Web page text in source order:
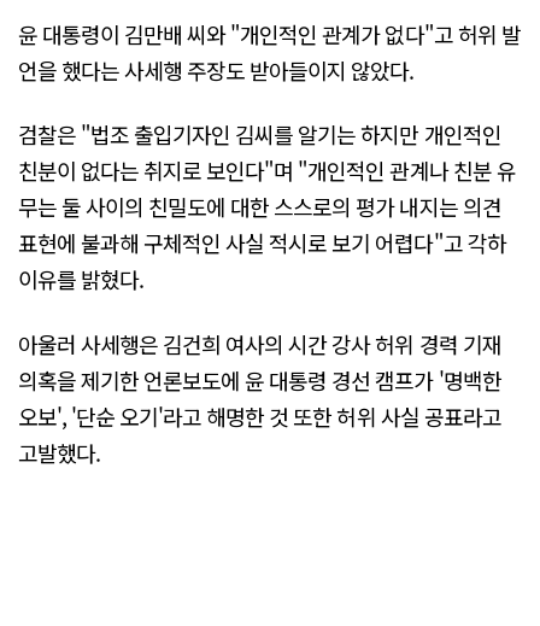
윤 대통령이 김만배 씨와 "개인적인 관계가 없다"고 허위 발
언을 했다는 사세행 주장도 받아들이지 않았다.
검찰은 "법조 출입기자인 김씨를 알기는 하지만 개인적인
친분이 없다는 취지로 보인다"며 "개인적인 관계나 친분 유
무는 둘 사이의 친밀도에 대한 스스로의 평가 내지는 의견
표현에 불과해 구체적인 사실 적시로 보기 어렵다"고 각하
이유를 밝혔다.
아울러 사세행은 김건희 여사의 시간 강사 허위 경력 기재
의혹을 제기한 언론보도에 윤 대통령 경선 캠프가 '명백한
오보', '단순 오기'라고 해명한 것 또한 허위 사실 공표라고
고발했다.